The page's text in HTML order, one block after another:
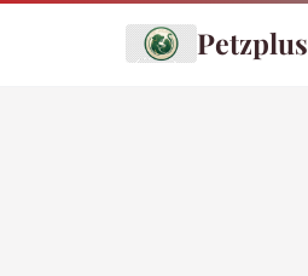
Petzplus